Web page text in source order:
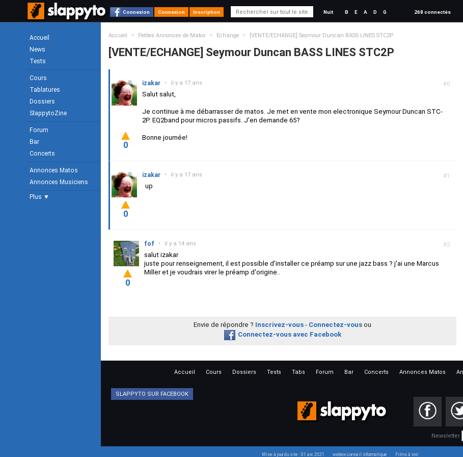
Connexion Connexion Inscription Nuit B E A D G 268 connectés
Accueil
News
Tests
Cours
Tablatures
Dossiers
SlappytoZine
Forum
Bar
Concerts
Annonces Matos
Annonces Musiciens
Plus ▼
Accueil > Petites Annonces de Matos > Echange > [VENTE/ECHANGE] Seymour Duncan BASS LINES STC2P
[VENTE/ECHANGE] Seymour Duncan BASS LINES STC2P
#0
izakar • il y a 17 ans
Salut salut,
Je continue à me débarrasser de matos. Je met en vente mon electronique Seymour Duncan STC-
2P. EQ2band pour micros passifs. J'en demande 65?
Bonne journée!
0
#1
izakar • il y a 17 ans
up
0
#2
fof • il y a 14 ans
salut izakar
juste pour renseignement, il est possible d'installer ce préamp sur une jazz bass ? j'ai une Marcus
Miller et je voudrais virer le préamp d'origine..
0
Envie de répondre ? Inscrivez-vous - Connectez-vous ou
Connectez-vous avec Facebook
Accueil Cours Dossiers Tests Tabs Forum Bar Concerts Annonces Matos
SLAPPYTO SUR FACEBOOK
Newsletter
Mise à jour du site : 01 avr. 2021 webrox conseil informatique Films à voir